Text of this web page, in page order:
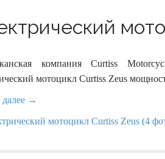
компания Curtiss
мотоцикл Curtiss Zeus
далее →